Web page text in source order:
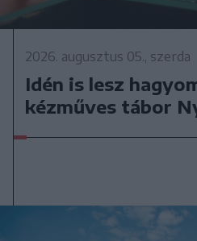
2026. augusztus 05., szerda
Idén is lesz
kézműves tábor